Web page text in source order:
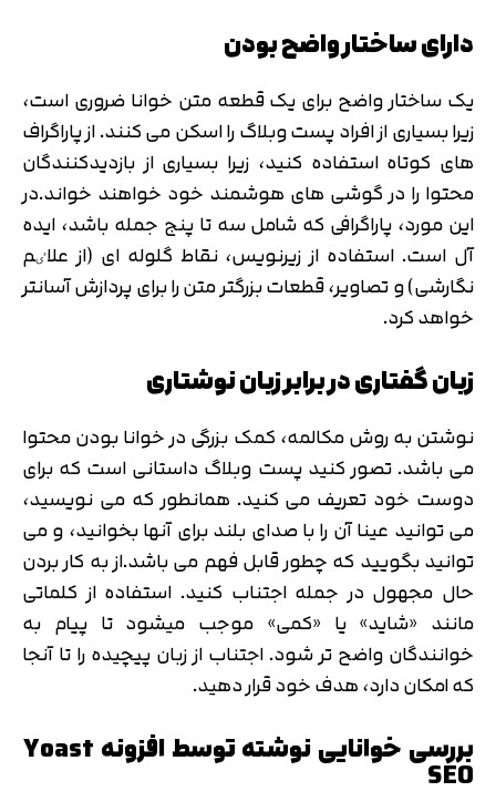
دارای ساختار واضح بودن
یک ساختار واضح برای یک قطعه متن خوانا ضروری است،
زیرا بسیاری از افراد پست وبلاگ را اسکن می کنند. از پاراگراف
های کوتاه استفاده کنید، زیرا بسیاری از بازدیدکنندگان
محتوا را در گوشی های هوشمند خود خواهند خواند.در
این مورد، پاراگرافی که شامل سه تا پنج جمله باشد، ایده
آل است. استفاده از زیرنویس، نقاط گلوله ای (از علاٸم
نگارشی) و تصاویر، قطعات بزرگتر متن را برای پردازش آسانتر
خواهد کرد.
زبان گفتاری در برابر زبان نوشتاری
نوشتن به روش مکالمه، کمک بزرگی در خوانا بودن محتوا
می باشد. تصور کنید پست وبلاگ داستانی است که برای
دوست خود تعریف می کنید. همانطور که می نویسید،
می توانید عینا آن را با صدای بلند برای آنها بخوانید، و می
توانید بگویید که چطور قابل فهم می باشد.از به کار بردن
حال مجهول در جمله اجتناب کنید. استفاده از کلماتی
مانند «شاید» یا «کمی» موجب میشود تا پیام به
خوانندگان واضح تر شود. اجتناب از زبان پیچیده را تا آنجا
که امکان دارد، هدف خود قرار دهید.
بررسی خوانایی نوشته توسط افزونه Yoast
SEO